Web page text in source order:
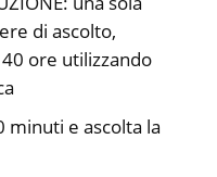
di ascolto,
ore utilizzando
minuti e ascolta la